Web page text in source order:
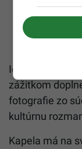
Ich vystúpenia
zážitkom
fotografie zo
kultúrnu
Kapela má na